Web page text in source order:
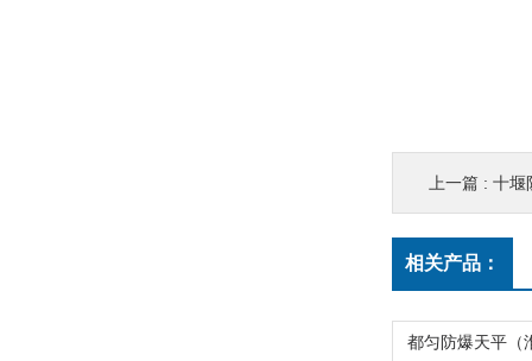
上一篇 : 十堰
相关产品：